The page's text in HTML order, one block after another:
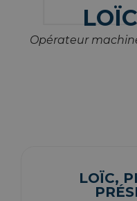
Opérateur
LOÏC,